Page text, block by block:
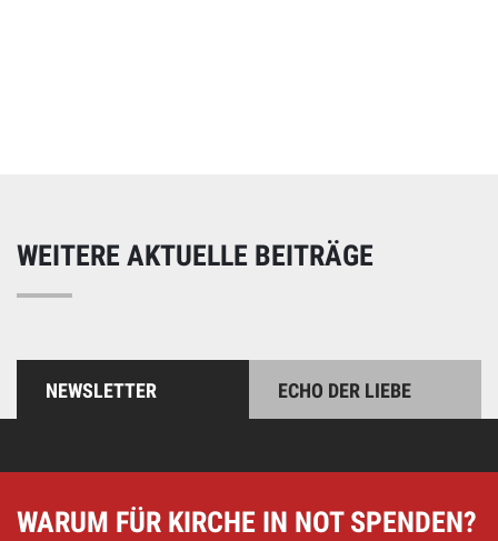
WEITERE AKTUELLE BEITRÄGE
NEWSLETTER ECHO DER LIEBE
WARUM FÜR KIRCHE IN NOT SPENDEN?